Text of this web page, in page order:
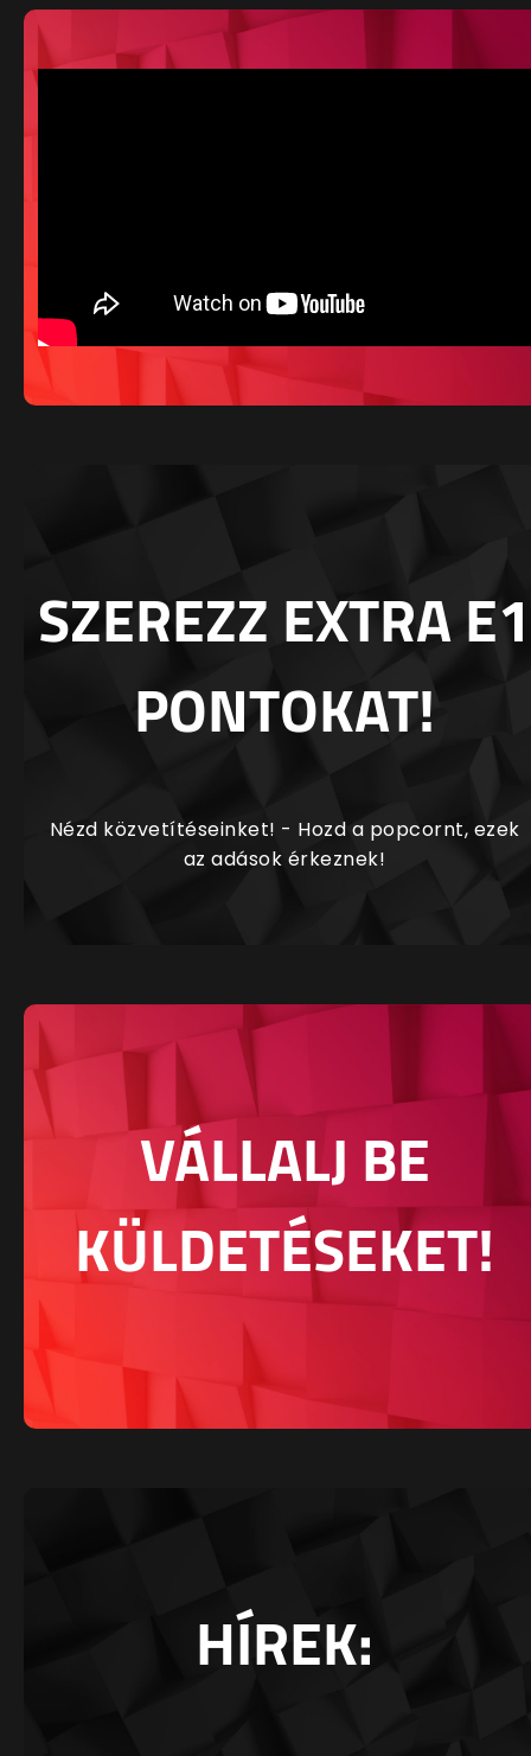
SZEREZZ EXTRA E1
PONTOKAT!
Nézd közvetítéseinket! - Hozd a popcornt, ezek
az adások érkeznek!
VÁLLALJ BE
KÜLDETÉSEKET!
HÍREK: